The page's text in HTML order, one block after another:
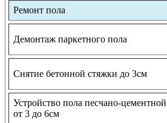
Ремонт пола
Демонтаж паркетного пола
Снятие бетонной стяжки до 3см
Устройство пола песчано-
от 3 до 6см